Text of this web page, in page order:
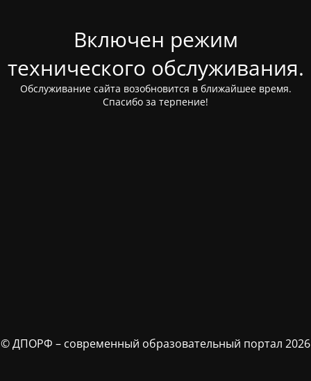
Включен режим
технического обслуживания.
Обслуживание сайта возобновится в ближайшее время.
Спасибо за терпение!
© ДПОРФ – современный образовательный портал 2026